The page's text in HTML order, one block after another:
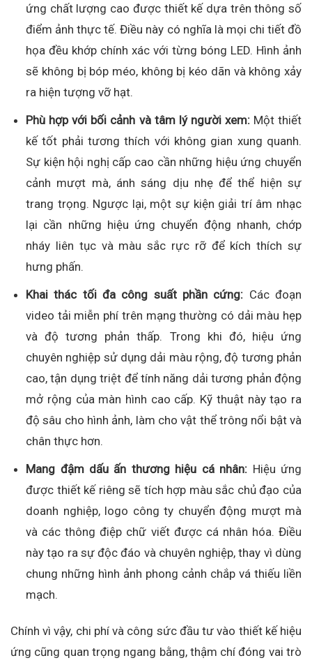
ứng chất lượng cao được thiết kế dựa trên thông số
điểm ảnh thực tế. Điều này có nghĩa là mọi chi tiết đồ
họa đều khớp chính xác với từng bóng LED. Hình ảnh
sẽ không bị bóp méo, không bị kéo dãn và không xảy
ra hiện tượng vỡ hạt.
Phù hợp với bối cảnh và tâm lý người xem:Một thiết
kế tốt phải tương thích với không gian xung quanh.
Sự kiện hội nghị cấp cao cần những hiệu ứng chuyển
cảnh mượt mà, ánh sáng dịu nhẹ để thể hiện sự
trang trọng. Ngược lại, một sự kiện giải trí âm nhạc
lại cần những hiệu ứng chuyển động nhanh, chớp
nháy liên tục và màu sắc rực rỡ để kích thích sự
hưng phấn.
Khai thác tối đa công suất phần cứng: Các đoạn
video tải miễn phí trên mạng thường có dải màu hẹp
và độ tương phản thấp. Trong khi đó, hiệu ứng
chuyên nghiệp sử dụng dải màu rộng, độ tương phản
cao, tận dụng triệt để tính năng dải tương phản động
mở rộng của màn hình cao cấp. Kỹ thuật này tạo ra
độ sâu cho hình ảnh, làm cho vật thể trông nổi bật và
chân thực hơn.
Mang đậm dấu ấn thương hiệu cá nhân: Hiệu ứng
được thiết kế riêng sẽ tích hợp màu sắc chủ đạo của
doanh nghiệp, logo công ty chuyển động mượt mà
và các thông điệp chữ viết được cá nhân hóa. Điều
này tạo ra sự độc đáo và chuyên nghiệp, thay vì dùng
chung những hình ảnh phong cảnh chắp vá thiếu liền
mạch.
Chính vì vậy, chi phí và công sức đầu tư vào thiết kế hiệu
ứng cũng quan trọng ngang bằng, thậm chí đóng vai trò